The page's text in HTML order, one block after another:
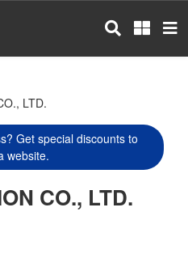
LTD.
Get special discounts to
website.
CO., LTD.